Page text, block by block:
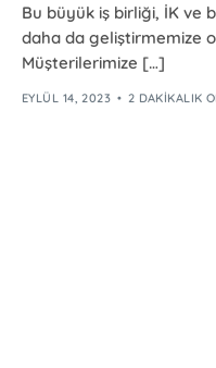
Bu büyük iş birliği, İK ve
daha da geliştirmemize
Müşterilerimize […]
EYLÜL 14, 2023 2 DAKIKALIK